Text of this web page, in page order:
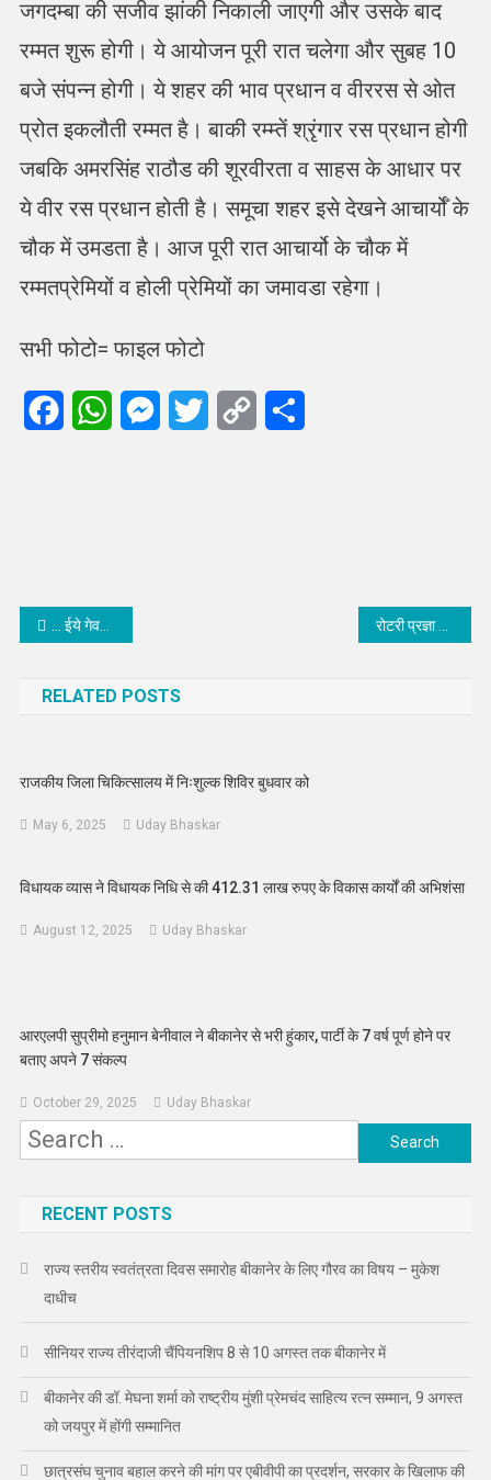
जगदम्बा की सजीव झांकी निकाली जाएगी और उसके बाद
रम्मत शुरू होगी। ये आयोजन पूरी रात चलेगा और सुबह 10
बजे संपन्न होगी। ये शहर की भाव प्रधान व वीररस से ओत
प्रोत इकलौती रम्मत है। बाकी रम्म्तें श्रृंगार रस प्रधान होगी
जबकि अमरसिंह राठौड की शूरवीरता व साहस के आधार पर
ये वीर रस प्रधान होती है। समूचा शहर इसे देखने आचार्योँ के
चौक में उमडता है। आज पूरी रात आचार्यो के चौक में
रम्मतप्रेमियों व होली प्रेमियों का जमावडा रहेगा।
सभी फोटो= फाइल फोटो
FacebookWhatsAppMessenger
Twitter
Copy
Post
… ईये गेवरियो रे काढ़ो लस लस टीको
RELATED POSTS
राजकीय जिला चिकित्सालय में निःशुल्क शिविर बुधवार को
May 6, 2025 Uday Bhaskar
विधायक व्यास ने विधायक निधि से की 412.31 लाख रुपए के विकास कार्यों की अभिशंसा
August 12, 2025 Uday Bhaskar
आरएलपी सुप्रीमो हनुमान बेनीवाल ने बीकानेर से भरी हुंकार, पार्टी के 7 वर्ष पूर्ण होने पर
बताए अपने 7 संकल्प
October 29, 2025 Uday Bhaskar
Search
RECENT POSTS
राज्य स्तरीय स्वतंत्रता दिवस समारोह बीकानेर के लिए गौरव का विषय – मुकेश
दाधीच
सीनियर राज्य तीरंदाजी चैंपियनशिप 8 से 10 अगस्त तक बीकानेर में
बीकानेर की डॉ. मेघना शर्मा को राष्ट्रीय मुंशी प्रेमचंद साहित्य रत्न सम्मान, 9 अगस्त
को जयपुर में होंगी सम्मानित
छात्रसंघ चुनाव बहाल करने की मांग पर एबीवीपी का प्रदर्शन, सरकार के खिलाफ की